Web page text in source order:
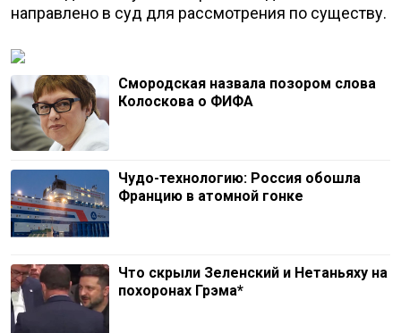
направлено в суд для рассмотрения по существу.
Смородская назвала позором слова
Колоскова о ФИФА
Чудо-технологию: Россия обошла
Францию в атомной гонке
Что скрыли Зеленский и Нетаньяху на
похоронах Грэма*